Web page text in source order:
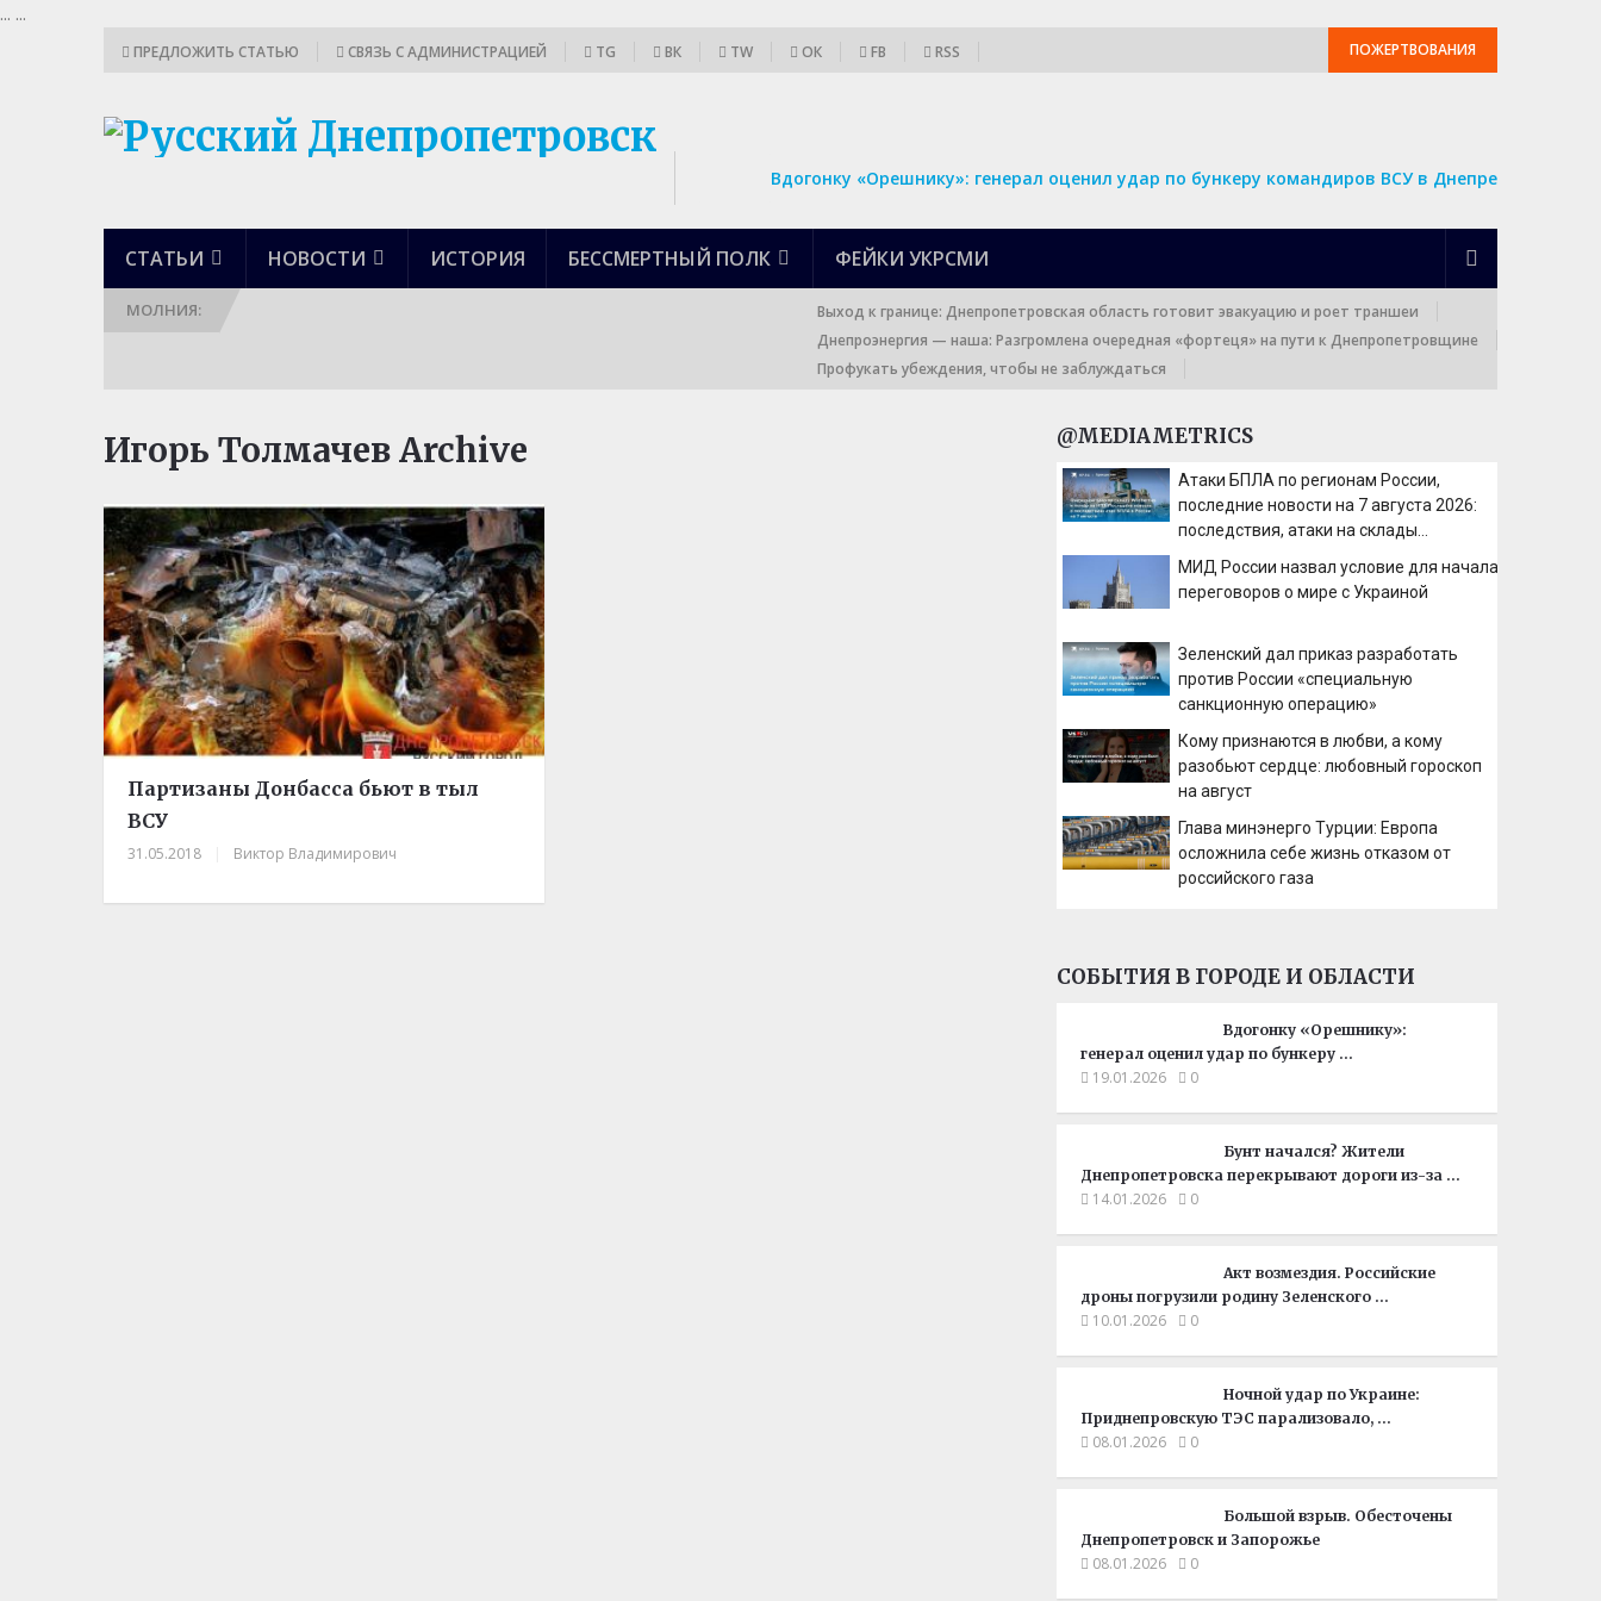
... ...
ПРЕДЛОЖИТЬ СТАТЬЮ СВЯЗЬ С АДМИНИСТРАЦИЕЙ TG ВК TW ОК FB RSS ПОЖЕРТВОВАНИЯ
Вдогонку «Орешнику»: генерал оценил удар по бункеру командиров ВСУ в Днепре
СТАТЬИ НОВОСТИ ИСТОРИЯ БЕССМЕРТНЫЙ ПОЛК ФЕЙКИ УКРСМИ
МОЛНИЯ:
Выход к границе: Днепропетровская область готовит эвакуацию и роет траншеи
Днепроэнергия — наша: Разгромлена очередная «фортеця» на пути к Днепропетровщине
Профукать убеждения, чтобы не заблуждаться
Игорь Толмачев Archive
Партизаны Донбасса бьют в тыл
ВСУ
31.05.2018 Виктор Владимирович
@MEDIAMETRICS
Атаки БПЛА по регионам России,
последние новости на 7 августа 2026:
последствия, атаки на склады
МИД России назвал условие для начала
переговоров о мире с Украиной
Зеленский дал приказ разработать
против России «специальную
санкционную операцию»
Кому признаются в любви, а кому
разобьют сердце: любовный гороскоп
на август
Глава минэнерго Турции: Европа
осложнила себе жизнь отказом от
российского газа
СОБЫТИЯ В ГОРОДЕ И ОБЛАСТИ
Вдогонку «Орешнику»:
генерал оценил удар по бункеру …
19.01.2026 0
Бунт начался? Жители
Днепропетровска перекрывают дороги из-за …
14.01.2026 0
Акт возмездия. Российские
дроны погрузили родину Зеленского …
10.01.2026 0
Ночной удар по Украине:
Приднепровскую ТЭС парализовало, …
08.01.2026 0
Большой взрыв. Обесточены
Днепропетровск и Запорожье
08.01.2026 0